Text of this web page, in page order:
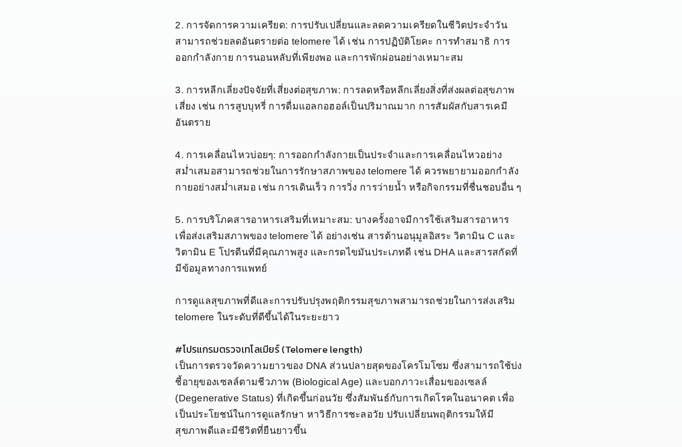
2. การจัดการความเครียด: การปรับเปลี่ยนและลดความเครียดในชีวิตประจำวัน
สามารถช่วยลดอันตรายต่อ telomere ได้ เช่น การปฏิบัติโยคะ การทำสมาธิ การ
ออกกำลังกาย การนอนหลับที่เพียงพอ และการพักผ่อนอย่างเหมาะสม
3. การหลีกเลี่ยงปัจจัยที่เสี่ยงต่อสุขภาพ: การลดหรือหลีกเลี่ยงสิ่งที่ส่งผลต่อสุขภาพ
เสี่ยง เช่น การสูบบุหรี่ การดื่มแอลกอฮอล์เป็นปริมาณมาก การสัมผัสกับสารเคมี
อันตราย
4. การเคลื่อนไหวบ่อยๆ: การออกกำลังกายเป็นประจำและการเคลื่อนไหวอย่าง
สม่ำเสมอสามารถช่วยในการรักษาสภาพของ telomere ได้ ควรพยายามออกกำลัง
กายอย่างสม่ำเสมอ เช่น การเดินเร็ว การวิ่ง การว่ายน้ำ หรือกิจกรรมที่ชื่นชอบอื่น ๆ
5. การบริโภคสารอาหารเสริมที่เหมาะสม: บางครั้งอาจมีการใช้เสริมสารอาหาร
เพื่อส่งเสริมสภาพของ telomere ได้ อย่างเช่น สารต้านอนุมูลอิสระ วิตามิน C และ
วิตามิน E โปรตีนที่มีคุณภาพสูง และกรดไขมันประเภทดี เช่น DHA และสารสกัดที่
มีข้อมูลทางการแพทย์
การดูแลสุขภาพที่ดีและการปรับปรุงพฤติกรรมสุขภาพสามารถช่วยในการส่งเสริม
telomere ในระดับที่ดีขึ้นได้ในระยะยาว
#โปรแกรมตรวจเทโลเมียร์(Telomere length)
เป็นการตรวจวัดความยาวของ DNA ส่วนปลายสุดของโครโมโซม ซึ่งสามารถใช้บ่ง
ชี้อายุของเซลล์ตามชีวภาพ (Biological Age) และบอกภาวะเสื่อมของเซลล์
(Degenerative Status) ที่เกิดขึ้นก่อนวัย ซึ่งสัมพันธ์กับการเกิดโรคในอนาคต เพื่อ
เป็นประโยชน์ในการดูแลรักษา หาวิธีการชะลอวัย ปรับเปลี่ยนพฤติกรรมให้มี
สุขภาพดีและมีชีวิตที่ยืนยาวขึ้น